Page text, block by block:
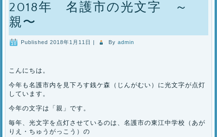
2018年 名護市の光文字 ～
親〜
Published 2018年1月11日 By admin
こんにちは。
今年も名護市内を見下ろす銭ケ森（じんがむい）に光文字が点灯
しています。
今年の文字は「親」です。
毎年、光文字を点灯させているのは、名護市の東江中学校（あが
りえ・ちゅうがっこう）の